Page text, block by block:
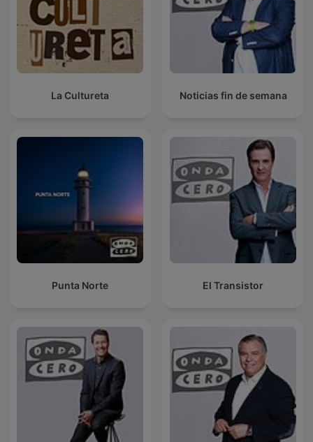
La Cultureta Noticias fin de semana
Punta Norte El Transistor